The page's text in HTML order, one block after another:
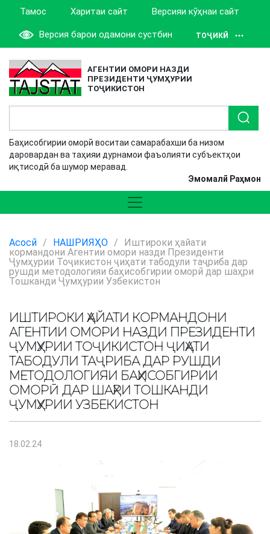
Тамос Харитаи сайт Версияи кӯҳнаи сайт
Версия барои одамони сустбин ТОҶИКӢ
АГЕНТИИ ОМОРИ НАЗДИ
ПРЕЗИДЕНТИ ҶУМҲУРИИ
ТОҶИКИСТОН
Баҳисобгирии оморӣ воситаи самарабахши ба низом
даровардан ва таҳияи дурнамои фаъолияти субъектҳои
иқтисодӣ ба шумор меравад.
Эмомалӣ Раҳмон
Асосӣ / НАШРИЯҲО /
Иштироки ҳайати
кормандони Агентии омори назди Президенти
Ҷумҳурии Тоҷикистон ҷиҳати табодули таҷриба дар
рушди методологияи баҳисобгирии оморӣ дар шаҳри
Тошканди Ҷумҳурии Узбекистон
ИШТИРОКИ ҲАЙАТИ КОРМАНДОНИ
АГЕНТИИ ОМОРИ НАЗДИ ПРЕЗИДЕНТИ
ҶУМҲУРИИ ТОҶИКИСТОН ҶИҲАТИ
ТАБОДУЛИ ТАҶРИБА ДАР РУШДИ
МЕТОДОЛОГИЯИ БАҲИСОБГИРИИ
ОМОРӢ ДАР ШАҲРИ ТОШКАНДИ
ҶУМҲУРИИ УЗБЕКИСТОН
18.02.24